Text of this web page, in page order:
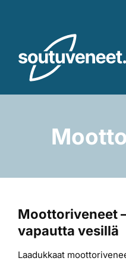
Perämoottorit
SUP-laudat
Moottoriveneet
vapautta vesillä
Laadukkaat